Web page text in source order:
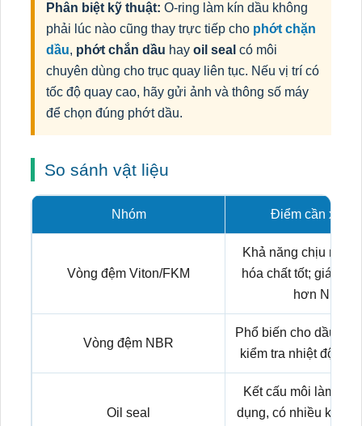
Phân biệt kỹ thuật: O-ring làm kín dầu không
phải lúc nào cũng thay trực tiếp cho phớt chặn
dầu, phớt chắn dầu hay oil seal có môi
chuyên dùng cho trục quay liên tục. Nếu vị trí có
tốc độ quay cao, hãy gửi ảnh và thông số máy
để chọn đúng phớt dầu.
So sánh vật liệu
Nhóm Điểm cần xem
Vòng đệm Viton/FKM
Khả năng chịu
hóa chất tốt; giá
hơn NBR.
Vòng đệm NBR
Phổ biến cho dầu
kiểm tra nhiệt độ và
Oil seal
Kết cấu môi làm kín
dụng, có nhiều kiểu